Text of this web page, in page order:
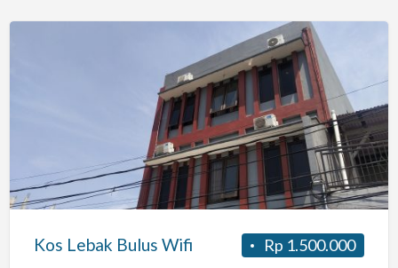
Rp 1.500.000
Kos Lebak Bulus Wifi